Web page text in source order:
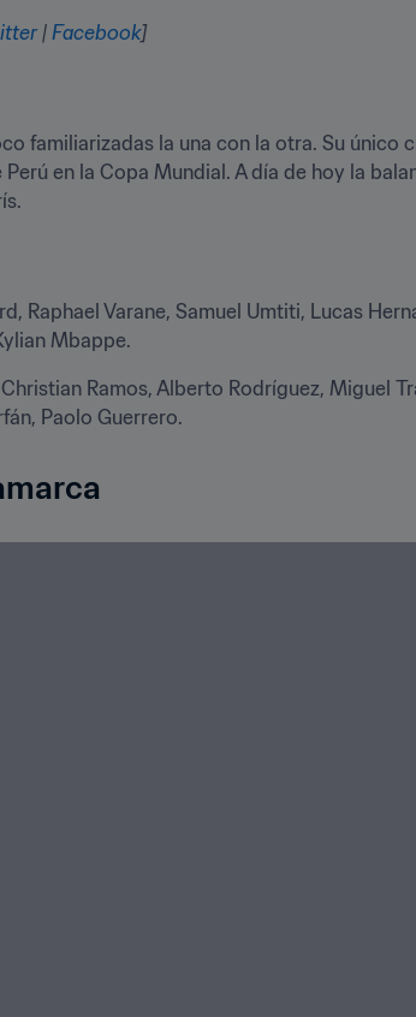
| Facebook]
familiarizadas la una con la otra. Su único
en la Copa Mundial. A día de hoy la
Raphael Varane, Samuel Umtiti, Lucas
Mbappe.
Ramos, Alberto Rodríguez, Miguel
Paolo Guerrero.